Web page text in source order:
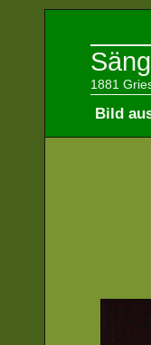
1881
Bild